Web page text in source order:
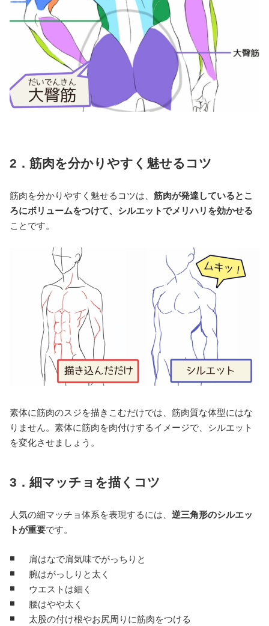
2．筋肉を分かりやすく魅せるコツ
筋肉を分かりやすく魅せるコツは、 筋肉が発達しているとこ
ろにボリュームをつけて、シルエットでメリハリを効かせる
ことです。
素体に筋肉のスジを描きこむだけでは、筋肉質な体型にはな
りません。素体に筋肉を肉付けするイメージで、シルエット
を変化させましょう。
3．細マッチョを描くコツ
人気の細マッチョ体系を表現するには、 逆三角形のシルエッ
トが重要です。
肩はなで肩気味でがっちりと
腕はがっしりと太く
ウエストは細く
腰はやや太く
太股の付け根やお尻周りに筋肉をつける